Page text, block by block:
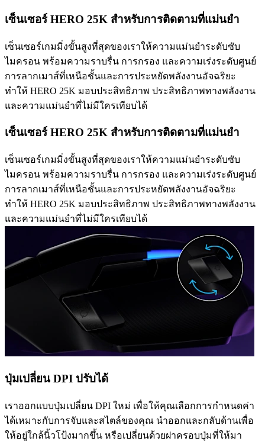
เซ็นเซอร์ HERO 25K สำหรับการติดตามที่แม่นยำ
เซ็นเซอร์เกมมิ่งขั้นสูงที่สุดของเราให้ความแม่นยำระดับซับ
ไมครอน พร้อมความราบรื่น การกรอง และความเร่งระดับศูนย์
การลากเมาส์ที่เหนือชั้นและการประหยัดพลังงานอัจฉริยะ
ทำให้ HERO 25K มอบประสิทธิภาพ ประสิทธิภาพทางพลังงาน
และความแม่นยำที่ไม่มีใครเทียบได้
เซ็นเซอร์ HERO 25K สำหรับการติดตามที่แม่นยำ
เซ็นเซอร์เกมมิ่งขั้นสูงที่สุดของเราให้ความแม่นยำระดับซับ
ไมครอน พร้อมความราบรื่น การกรอง และความเร่งระดับศูนย์
การลากเมาส์ที่เหนือชั้นและการประหยัดพลังงานอัจฉริยะ
ทำให้ HERO 25K มอบประสิทธิภาพ ประสิทธิภาพทางพลังงาน
และความแม่นยำที่ไม่มีใครเทียบได้
ปุ่มเปลี่ยน DPI ปรับได้
เราออกแบบปุ่มเปลี่ยน DPI ใหม่ เพื่อให้คุณเลือกการกำหนดค่า
ได้เหมาะกับการจับและสไตล์ของคุณ นำออกและกลับด้านเพื่อ
ให้อยู่ใกล้นิ้วโป้งมากขึ้น หรือเปลี่ยนด้วยฝาครอบปุ่มที่ให้มา